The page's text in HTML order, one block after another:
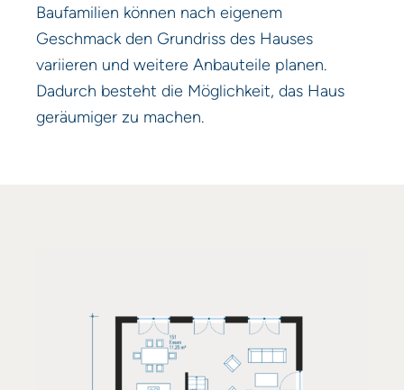
Baufamilien können nach eigenem
Geschmack den Grundriss des Hauses
variieren und weitere Anbauteile planen.
Dadurch besteht die Möglichkeit, das Haus
geräumiger zu machen.